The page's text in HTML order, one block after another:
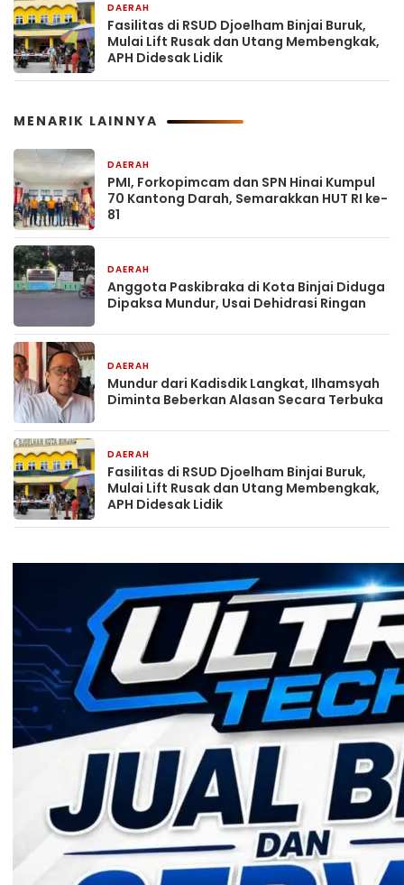
DAERAH
Fasilitas di RSUD Djoelham Binjai Buruk,
Mulai Lift Rusak dan Utang Membengkak,
APH Didesak Lidik
MENARIK LAINNYA
DAERAH
PMI, Forkopimcam dan SPN Hinai Kumpul
70 Kantong Darah, Semarakkan HUT RI ke-
81
DAERAH
Anggota Paskibraka di Kota Binjai Diduga
Dipaksa Mundur, Usai Dehidrasi Ringan
DAERAH
Mundur dari Kadisdik Langkat, Ilhamsyah
Diminta Beberkan Alasan Secara Terbuka
DAERAH
Fasilitas di RSUD Djoelham Binjai Buruk,
Mulai Lift Rusak dan Utang Membengkak,
APH Didesak Lidik